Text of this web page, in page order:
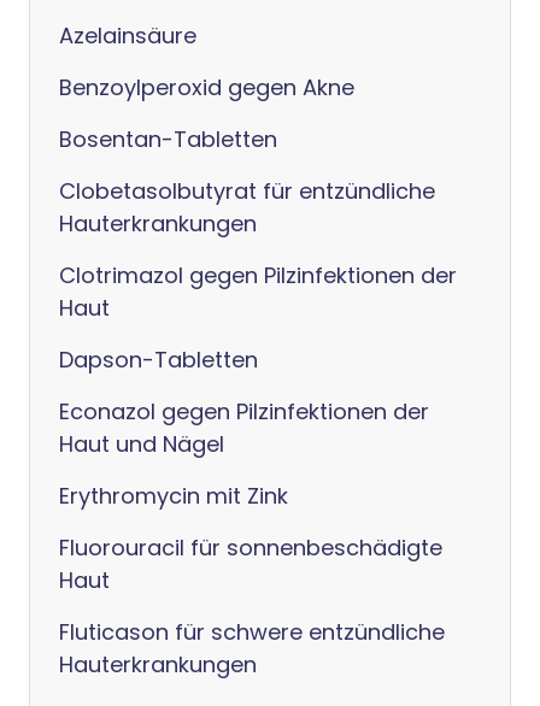
Azelainsäure
Benzoylperoxid gegen Akne
Bosentan-Tabletten
Clobetasolbutyrat für entzündliche
Hauterkrankungen
Clotrimazol gegen Pilzinfektionen der
Haut
Dapson-Tabletten
Econazol gegen Pilzinfektionen der
Haut und Nägel
Erythromycin mit Zink
Fluorouracil für sonnenbeschädigte
Haut
Fluticason für schwere entzündliche
Hauterkrankungen